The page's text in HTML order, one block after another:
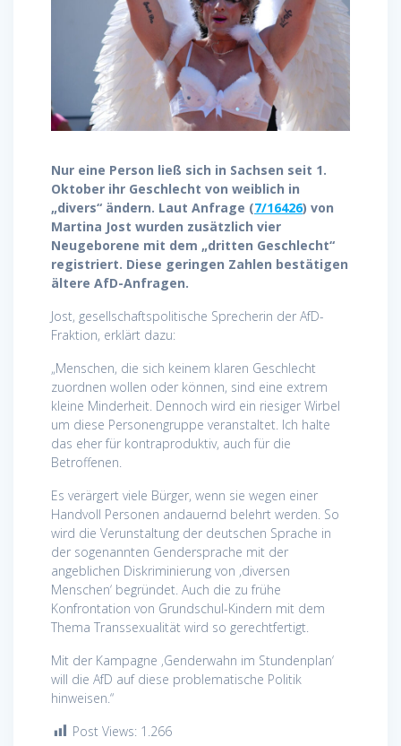
Nur eine Person ließ sich in Sachsen seit 1.
Oktober ihr Geschlecht von weiblich in
„divers“ ändern. Laut Anfrage (7/16426) von
Martina Jost wurden zusätzlich vier
Neugeborene mit dem „dritten Geschlecht“
registriert. Diese geringen Zahlen bestätigen
ältere AfD-Anfragen.
Jost, gesellschaftspolitische Sprecherin der AfD-
Fraktion, erklärt dazu:
„Menschen, die sich keinem klaren Geschlecht
zuordnen wollen oder können, sind eine extrem
kleine Minderheit. Dennoch wird ein riesiger Wirbel
um diese Personengruppe veranstaltet. Ich halte
das eher für kontraproduktiv, auch für die
Betroffenen.
Es verärgert viele Bürger, wenn sie wegen einer
Handvoll Personen andauernd belehrt werden. So
wird die Verunstaltung der deutschen Sprache in
der sogenannten Gendersprache mit der
angeblichen Diskriminierung von ‚diversen
Menschen‘ begründet. Auch die zu frühe
Konfrontation von Grundschul-Kindern mit dem
Thema Transsexualität wird so gerechtfertigt.
Mit der Kampagne ‚Genderwahn im Stundenplan‘
will die AfD auf diese problematische Politik
hinweisen.“
Post Views: 1.266